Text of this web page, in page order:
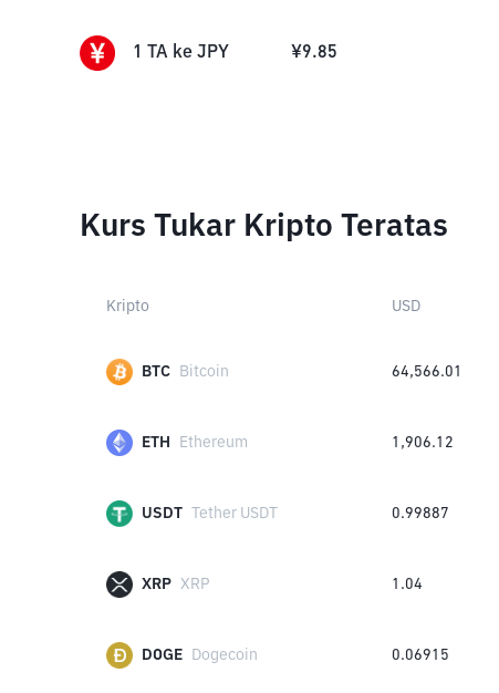
1 TA ke JPY ¥9.85
Kurs Tukar Kripto Teratas
Kripto USD
BTC Bitcoin 64,566.01
ETH Ethereum 1,906.12
USDT Tether USDT 0.99887
XRP XRP 1.04
DOGE Dogecoin 0.06915